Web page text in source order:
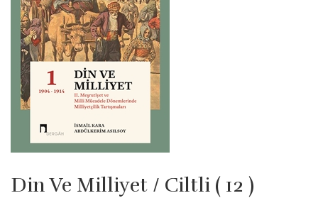
Din Ve Milliyet / Ciltli ( 12 )